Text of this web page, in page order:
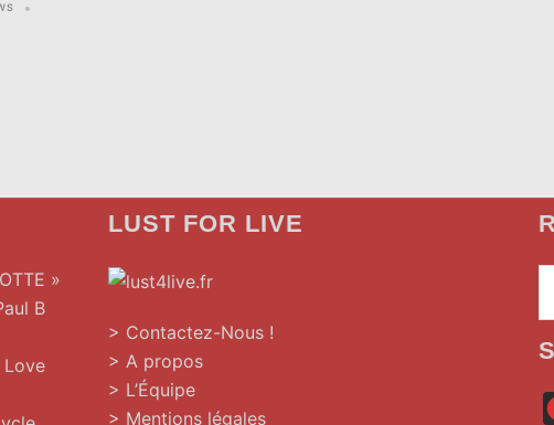
»
B
Love
LUST FOR LIVE
> Contactez-Nous !
> A propos
> L’Équipe
> Mentions légales